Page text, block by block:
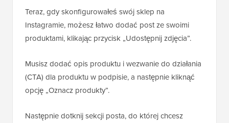
Teraz, gdy skonfigurowałeś swój sklep na
Instagramie, możesz łatwo dodać post ze swoimi
produktami, klikając przycisk „Udostępnij zdjęcia”.
Musisz dodać opis produktu i wezwanie do działania
(CTA) dla produktu w podpisie, a następnie kliknąć
opcję „Oznacz produkty”.
Następnie dotknij sekcji posta, do której chcesz